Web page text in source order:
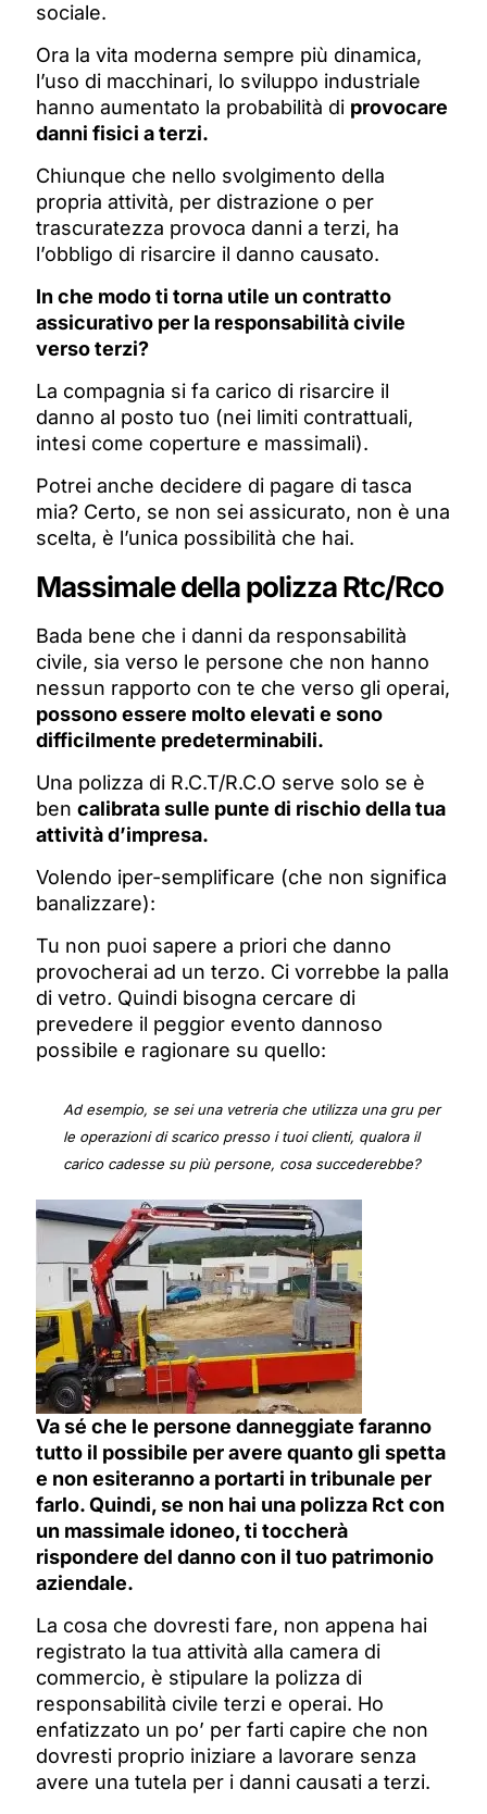
sociale.
Ora la vita moderna sempre più dinamica,
l’uso di macchinari, lo sviluppo industriale
hanno aumentato la probabilità di provocare
danni fisici a terzi.
Chiunque che nello svolgimento della
propria attività, per distrazione o per
trascuratezza provoca danni a terzi, ha
l’obbligo di risarcire il danno causato.
In che modo ti torna utile un contratto
assicurativo per la responsabilità civile
verso terzi?
La compagnia si fa carico di risarcire il
danno al posto tuo (nei limiti contrattuali,
intesi come coperture e massimali).
Potrei anche decidere di pagare di tasca
mia? Certo, se non sei assicurato, non è una
scelta, è l’unica possibilità che hai.
Massimale della polizza Rtc/Rco
Bada bene che i danni da responsabilità
civile, sia verso le persone che non hanno
nessun rapporto con te che verso gli operai,
possono essere molto elevati e sono
difficilmente predeterminabili.
Una polizza di R.C.T/R.C.O serve solo se è
ben calibrata sulle punte di rischio della tua
attività d’impresa.
Volendo iper-semplificare (che non significa
banalizzare):
Tu non puoi sapere a priori che danno
provocherai ad un terzo. Ci vorrebbe la palla
di vetro. Quindi bisogna cercare di
prevedere il peggior evento dannoso
possibile e ragionare su quello:
Ad esempio, se sei una vetreria che utilizza una gru per
le operazioni di scarico presso i tuoi clienti, qualora il
carico cadesse su più persone, cosa succederebbe?
Va sé che le persone danneggiate faranno
tutto il possibile per avere quanto gli spetta
e non esiteranno a portarti in tribunale per
farlo.Quindi, se non hai una polizza Rct con
un massimale idoneo, ti toccherà
rispondere del danno con il tuo patrimonio
aziendale.
La cosa che dovresti fare, non appena hai
registrato la tua attività alla camera di
commercio, è stipulare la polizza di
responsabilità civile terzi e operai. Ho
enfatizzato un po’ per farti capire che non
dovresti proprio iniziare a lavorare senza
avere una tutela per i danni causati a terzi.